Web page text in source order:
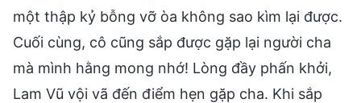
một thập kỷ bỗng vỡ òa không sao kìm lại được.
Cuối cùng, cô cũng sắp được gặp lại người cha
mà mình hằng mong nhớ! Lòng đầy phấn khởi,
Lam Vũ vội vã đến điểm hẹn gặp cha. Khi sắp